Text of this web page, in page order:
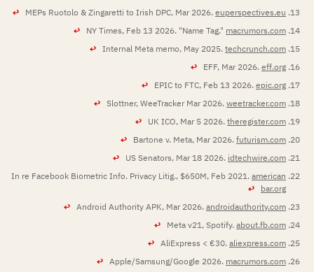
MEPs Ruotolo & Zingaretti to Irish DPC, Mar 2026.euperspectives.eu
↩
NY Times, Feb 13 2026. "Name Tag." macrumors.com
↩
Internal Meta memo, May 2025.techcrunch.com
↩
EFF, Mar 2026.eff.org
↩
EPIC to FTC, Feb 13 2026.epic.org
↩
Slottner, WeeTracker Mar 2026.weetracker.com
↩
UK ICO, Mar 5 2026.theregister.com
↩
Bartone v. Meta, Mar 2026.futurism.com
↩
US Senators, Mar 18 2026. idtechwire.com
↩
In re Facebook Biometric Info. Privacy Litig., $650M, Feb 2021.american
bar.org
↩
Android Authority APK, Mar 2026.androidauthority.com
↩
Meta v21, Spotify.about.fb.com
↩
AliExpress < €30.aliexpress.com
↩
Apple/Samsung/Google 2026. macrumors.com
↩